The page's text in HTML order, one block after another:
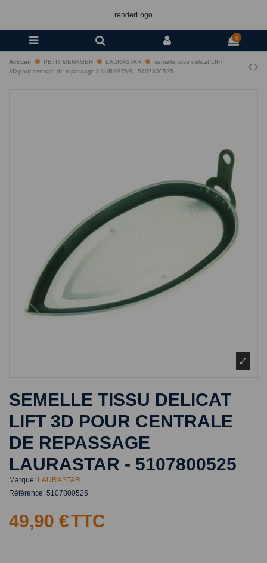
renderLogo
0
Accueil PETIT MENAGER LAURASTAR
semelle tissu delicat LIFT
3D pour centrale de repassage LAURASTAR - 5107800525
SEMELLE TISSU DELICAT
LIFT 3D POUR CENTRALE
DE REPASSAGE
LAURASTAR - 5107800525
Marque: LAURASTAR
Référence: 5107800525
49,90 €TTC